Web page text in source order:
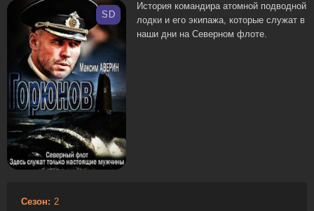
SD
История командира атомной подводной
лодки и его экипажа, которые служат в
наши дни на Северном флоте.
Сезон: 2